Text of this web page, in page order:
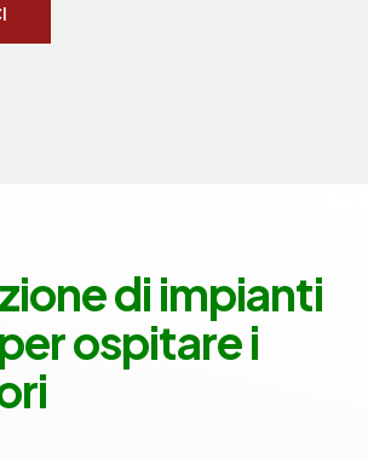
di impianti
ospitare i